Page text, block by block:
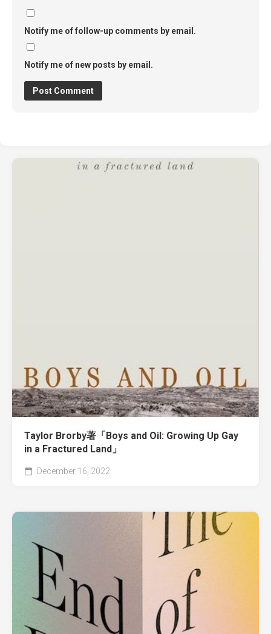
Notify me of follow-up comments by email.
Notify me of new posts by email.
Taylor Brorby著「Boys and Oil: Growing Up Gay
in a Fractured Land」
December 16, 2022